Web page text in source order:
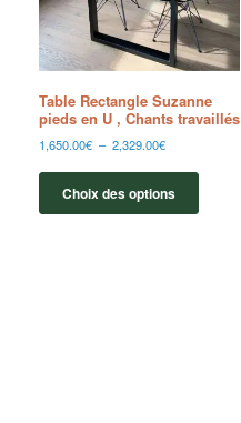
Table Rectangle Suzanne
pieds en U , Chants travaillés
1,650.00€ – 2,329.00€
Choix des options